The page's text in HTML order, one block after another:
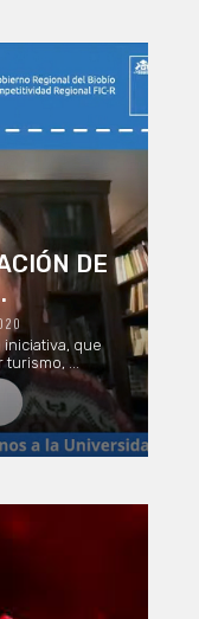
DE
iniciativa, que
...